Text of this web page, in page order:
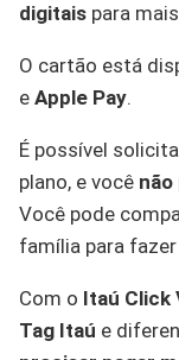
digitais para
O cartão está
e Apple Pay.
É possível
plano, e você não
Você pode
família para
Com o Itaú Click
Tag Itaú e